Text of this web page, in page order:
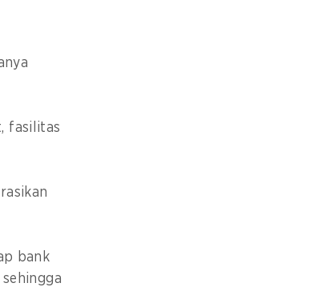
fasilitas
bank